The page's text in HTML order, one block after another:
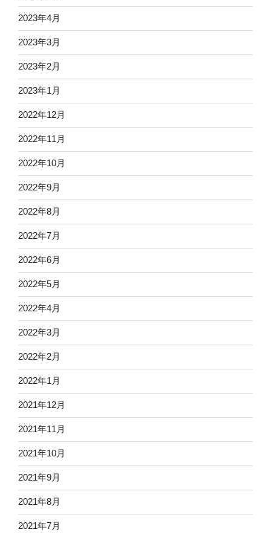
2023年4月
2023年3月
2023年2月
2023年1月
2022年12月
2022年11月
2022年10月
2022年9月
2022年8月
2022年7月
2022年6月
2022年5月
2022年4月
2022年3月
2022年2月
2022年1月
2021年12月
2021年11月
2021年10月
2021年9月
2021年8月
2021年7月